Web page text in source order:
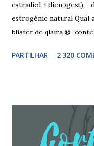
estradiol + dienogest) -
estrogénio natural Qual
blister de qlaira ®
comprimidos inativos
estradiol (estrogénio
comprimidos amarelo
estradiol (estrogénio
PARTILHAR 2 320